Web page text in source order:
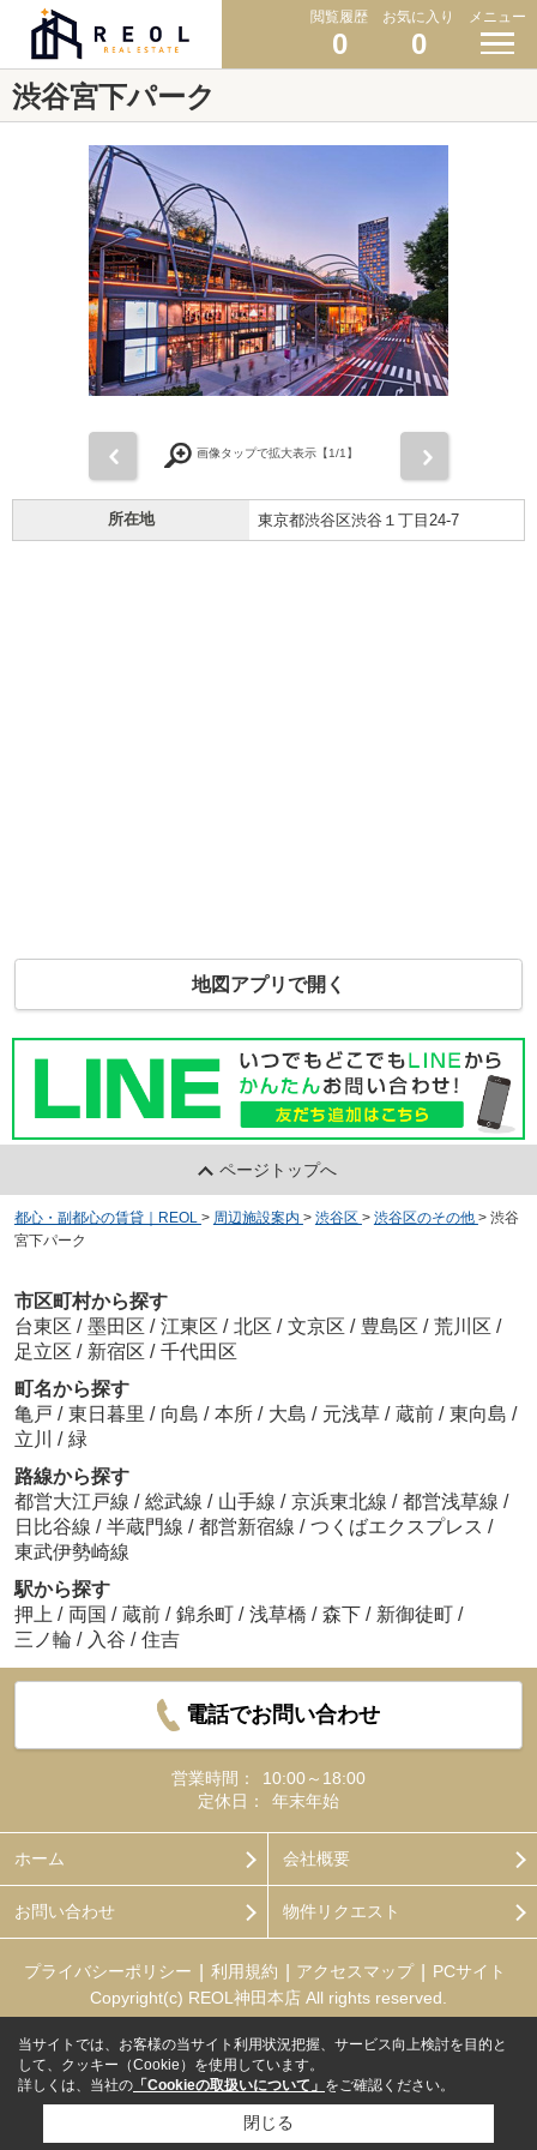
閲覧履歴
0
お気に入り
0
メニュー
渋谷宮下パーク
画像タップで拡大表示【1/1】
所在地 東京都渋谷区渋谷１丁目24-7
地図アプリで開く
ページトップへ
都心・副都心の賃貸｜REOL > 周辺施設案内 > 渋谷区 > 渋谷区のその他 > 渋谷
宮下パーク
市区町村から探す
台東区 / 墨田区 / 江東区 / 北区 / 文京区 / 豊島区 / 荒川区 /
足立区 / 新宿区 / 千代田区
町名から探す
亀戸 / 東日暮里 / 向島 / 本所 / 大島 / 元浅草 / 蔵前 / 東向島 /
立川 / 緑
路線から探す
都営大江戸線 / 総武線 / 山手線 / 京浜東北線 / 都営浅草線 /
日比谷線 / 半蔵門線 / 都営新宿線 / つくばエクスプレス /
東武伊勢崎線
駅から探す
押上 / 両国 / 蔵前 / 錦糸町 / 浅草橋 / 森下 / 新御徒町 /
三ノ輪 / 入谷 / 住吉
電話でお問い合わせ
営業時間：
10:00～18:00
定休日：
年末年始
ホーム 会社概要
お問い合わせ 物件リクエスト
プライバシーポリシー 利用規約 アクセスマップ
PCサイト
Copyright(c) REOL神田本店 All rights reserved.
当サイトでは、お客様の当サイト利用状況把握、サービス向上検討を目的と
して、クッキー（Cookie）を使用しています。
詳しくは、当社の 「Cookieの取扱いについて」 をご確認ください。
閉じる